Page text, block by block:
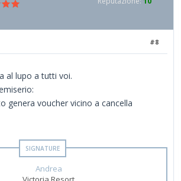
#8
al lupo a tutti voi.
genera voucher vicino a cancella
Andrea